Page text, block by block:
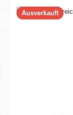
Ausverkauft